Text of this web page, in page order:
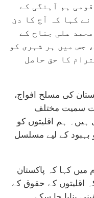
ہم آہنگی کے
کہا کہ آج کا دن
علی جناح کے
جس میں ہر شہری کو
کا حق حاصل
کی مسلح افواج،
سمیت مختلف
ہم اقلیتوں کو
و بہبود کے لیے مسلسل
میں کہا کہ پاکستان
اقلیتوں کے حقوق کے